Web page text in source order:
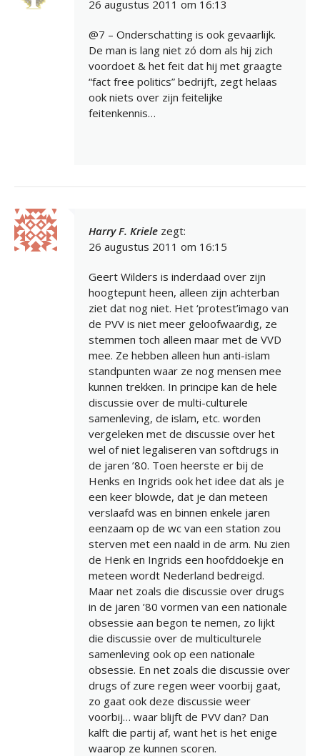
26 augustus 2011 om 16:13
@7 – Onderschatting is ook gevaarlijk.
De man is lang niet zó dom als hij zich
voordoet & het feit dat hij met graagte
“fact free politics” bedrijft, zegt helaas
ook niets over zijn feitelijke
feitenkennis…
Harry F. Kriele zegt:
26 augustus 2011 om 16:15
Geert Wilders is inderdaad over zijn
hoogtepunt heen, alleen zijn achterban
ziet dat nog niet. Het ‘protest’imago van
de PVV is niet meer geloofwaardig, ze
stemmen toch alleen maar met de VVD
mee. Ze hebben alleen hun anti-islam
standpunten waar ze nog mensen mee
kunnen trekken. In principe kan de hele
discussie over de multi-culturele
samenleving, de islam, etc. worden
vergeleken met de discussie over het
wel of niet legaliseren van softdrugs in
de jaren ’80. Toen heerste er bij de
Henks en Ingrids ook het idee dat als je
een keer blowde, dat je dan meteen
verslaafd was en binnen enkele jaren
eenzaam op de wc van een station zou
sterven met een naald in de arm. Nu zien
de Henk en Ingrids een hoofddoekje en
meteen wordt Nederland bedreigd.
Maar net zoals die discussie over drugs
in de jaren ’80 vormen van een nationale
obsessie aan begon te nemen, zo lijkt
die discussie over de multiculturele
samenleving ook op een nationale
obsessie. En net zoals die discussie over
drugs of zure regen weer voorbij gaat,
zo gaat ook deze discussie weer
voorbij… waar blijft de PVV dan? Dan
kalft die partij af, want het is het enige
waarop ze kunnen scoren.